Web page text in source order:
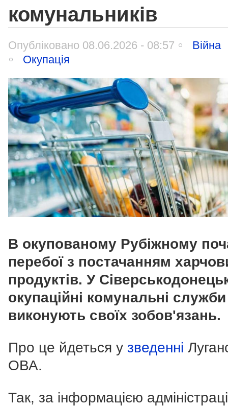
комунальників
Опубліковано 08.06.2026 - 08:57
Війна
Окупація
В окупованому Рубіжному
перебої з постачанням
продуктів. У
окупаційні комунальні
виконують своїх зобов'язань.
Про це йдеться у зведенні
ОВА.
Так, за інформацією